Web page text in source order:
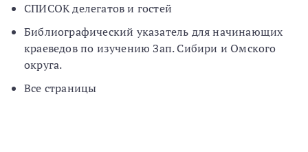
СПИСОК делегатов и гостей
Библиографический указатель для начинающих
краеведов по изучению Зап. Сибири и Омского
округа.
Все страницы